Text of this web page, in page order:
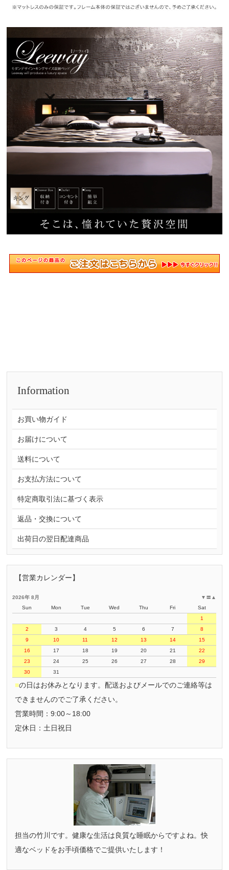
Information
お買い物ガイド
お届けについて
送料について
お支払方法について
特定商取引法に基づく表示
返品・交換について
出荷日の翌日配達商品
【営業カレンダー】
▲
〓
▼
2026年 8月
Sun
Mon Tue Wed Thu Fri
Sat
1
2
3 4 5 6 7
8
9
10 11 12 13 14
15
16
17 18 19 20 21
22
23
24 25 26 27 28
29
30
31
■の日はお休みとなります。配送およびメールでのご連絡等は
できませんのでご了承ください。
営業時間：9:00～18:00
定休日：土日祝日
担当の竹川です。健康な生活は良質な睡眠からですよね。快
適なベッドをお手頃価格でご提供いたします！